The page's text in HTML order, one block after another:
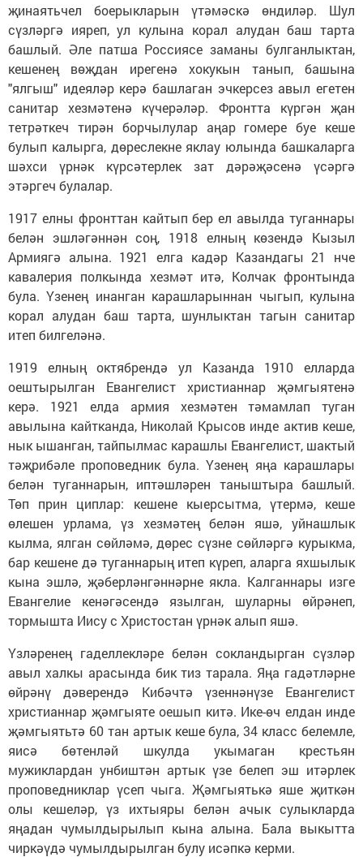
җинаятьчел боерыкларын үтәмәскә өндиләр. Шул
сүзләргә ияреп, ул кулына корал алудан баш тарта
башлый. Әле патша Россиясе заманы булганлыктан,
кешенең вөҗдан ирегенә хокукын танып, башына
"ялгыш" идеяләр керә башлаган эчкерсез авыл егетен
санитар хезмәтенә күчерәләр. Фронтта күргән җан
тетрәткеч тирән борчылулар аңар гомере буе кеше
булып калырга, дөреслекне яклау юлында башкаларга
шәхси үрнәк күрсәтерлек зат дәрәҗәсенә үсәргә
этәргеч булалар.
1917 елны фронттан кайтып бер ел авылда туганнары
белән эшләгәннән соң, 1918 елның көзендә Кызыл
Армиягә алына. 1921 елга кадәр Казандагы 21 нче
кавалерия полкында хезмәт итә, Колчак фронтында
була. Үзенең инанган карашларыннан чыгып, кулына
корал алудан баш тарта, шунлыктан тагын санитар
итеп билгеләнә.
1919 елның октябрендә ул Казанда 1910 елларда
оештырылган Евангелист христианнар җәмгыятенә
керә. 1921 елда армия хезмәтен тәмамлап туган
авылына кайтканда, Николай Крысов инде актив кеше,
нык ышанган, тайпылмас карашлы Евангелист, шактый
тәҗрибәле проповедник була. Үзенең яңа карашлары
белән туганнарын, иптәшләрен таныштыра башлый.
Төп прин циплар: кешене кыерсытма, үтермә, кеше
өлешен урлама, үз хезмәтең белән яшә, уйнашлык
кылма, ялган сөйләмә, дөрес сүзне сөйләргә курыкма,
бар кешене дә туганнарың итеп күреп, аларга яхшылык
кына эшлә, җәберләнгәннәрне якла. Калганнары изге
Евангелие кенәгәсендә язылган, шуларны өйрәнеп,
тормышта Иису с Христостан үрнәк алып яшә.
Үзләренең гаделлекләре белән сокландырган сүзләр
авыл халкы арасында бик тиз тарала. Яңа гадәтләрне
өйрәнү дәверендә Кибәчтә үзеннәнүзе Евангелист
христианнар җәмгыяте оешып китә. Ике-өч елдан инде
җәмгыятьтә 60 тан артык кеше була, 34 класс белемле,
яисә бөтенләй шкулда укымаган крестьян
мужиклардан унбиштән артык үзе белеп эш итәрлек
проповедниклар үсеп чыга. Җәмгыятькә яше җиткән
олы кешеләр, үз ихтыяры белән ачык сулыкларда
яңадан чумылдырылып кына алына. Бала выкытта
чиркәүдә чумылдырылган булу исәпкә керми.